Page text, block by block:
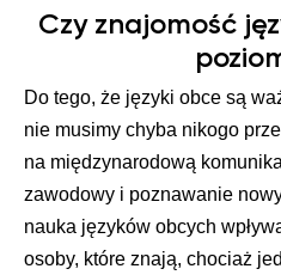
Czy znajomość
Do tego, że języki obce są
nie musimy chyba nikogo
na międzynarodową
zawodowy i poznawanie
nauka języków obcych
osoby, które znają, chociaż